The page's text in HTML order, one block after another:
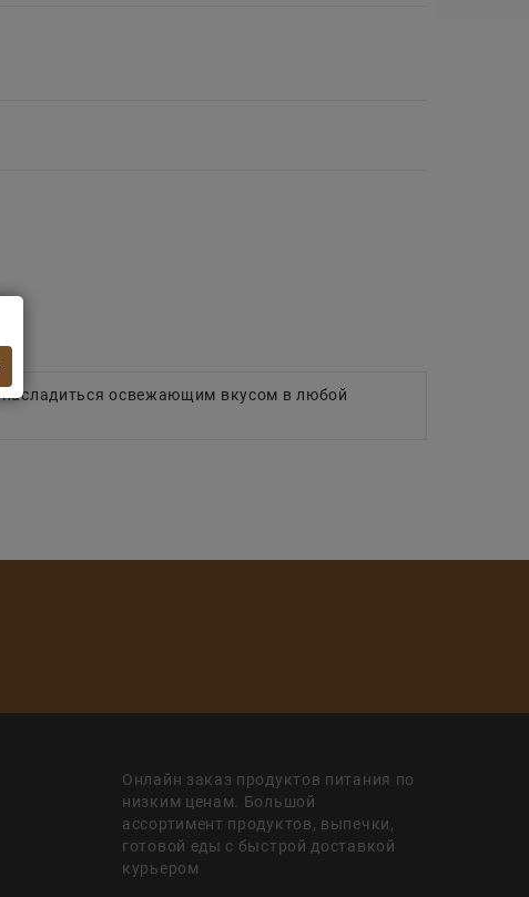
насладиться освежающим вкусом в любой
Онлайн заказ продуктов питания по
низким ценам. Большой
ассортимент продуктов, выпечки,
готовой еды с быстрой доставкой
курьером